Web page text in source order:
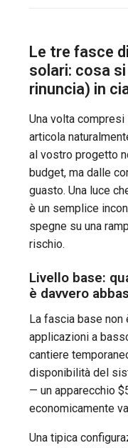
Le tre fasce
solari: cosa
rinuncia) in
Una volta
articola
al vostro progetto
budget, ma dalle
guasto. Una luce
è un semplice
spegne su una
rischio.
Livello base:
è davvero
La fascia base
applicazioni a
cantiere
disponibilità del
— un apparecchio
economicamente
Una tipica